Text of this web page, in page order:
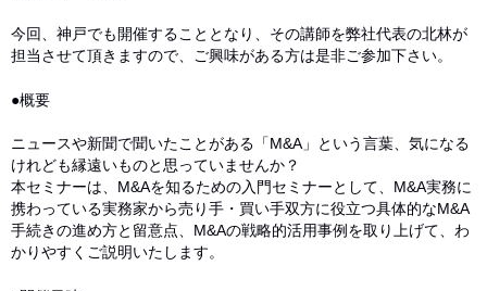
今回、神戸でも開催することとなり、その講師を弊社代表の北林が
担当させて頂きますので、ご興味がある方は是非ご参加下さい。
●概要
ニュースや新聞で聞いたことがある「M&A」という言葉、気になる
けれども縁遠いものと思っていませんか？
本セミナーは、M&Aを知るための入門セミナーとして、M&A実務に
携わっている実務家から売り手・買い手双方に役立つ具体的なM&A
手続きの進め方と留意点、M&Aの戦略的活用事例を取り上げて、わ
かりやすくご説明いたします。